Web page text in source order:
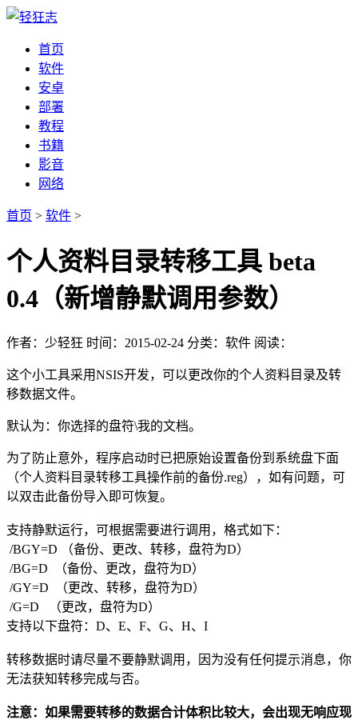
首页
软件
安卓
部署
教程
书籍
影音
网络
首页 > 软件 >
个人资料目录转移工具 beta
0.4（新增静默调用参数）
作者：少轻狂 时间：2015-02-24 分类：软件 阅读：
这个小工具采用NSIS开发，可以更改你的个人资料目录及转
移数据文件。
默认为：你选择的盘符\我的文档。
为了防止意外，程序启动时已把原始设置备份到系统盘下面
（个人资料目录转移工具操作前的备份.reg），如有问题，可
以双击此备份导入即可恢复。
支持静默运行，可根据需要进行调用，格式如下：
/BGY=D （备份、更改、转移，盘符为D）
/BG=D （备份、更改，盘符为D）
/GY=D （更改、转移，盘符为D）
/G=D （更改，盘符为D）
支持以下盘符：D、E、F、G、H、I
转移数据时请尽量不要静默调用，因为没有任何提示消息，你
无法获知转移完成与否。
注意：如果需要转移的数据合计体积比较大，会出现无响应现